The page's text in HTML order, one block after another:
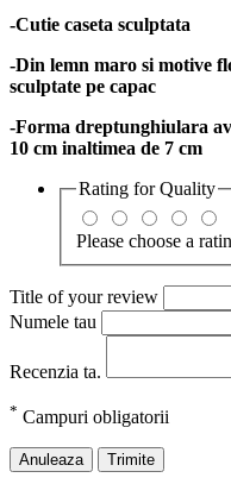
-Cutie caseta sculptata
-Din lemn maro si motive
sculptate pe capac
-Forma dreptunghiulara
10 cm inaltimea de 7 cm
Rating forQuality
Please choose a
Title of your review
Numele tau
Recenzia ta.
* Campuri obligatorii
Anuleaza Trimite